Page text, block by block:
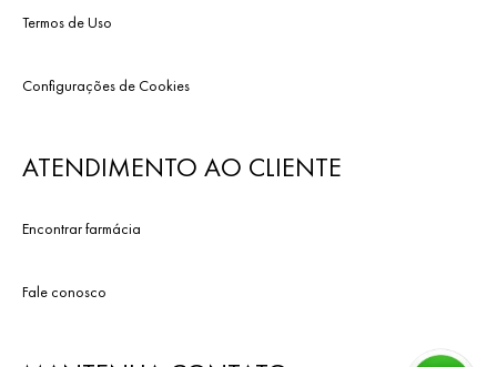
Termos de Uso
Configurações de Cookies
ATENDIMENTO AO CLIENTE
Encontrar farmácia
Fale conosco